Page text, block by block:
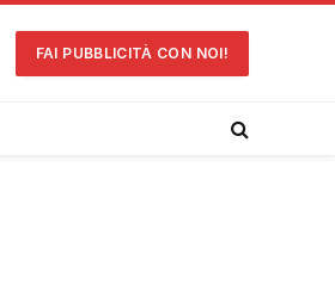
FAI PUBBLICITÀ CON NOI!